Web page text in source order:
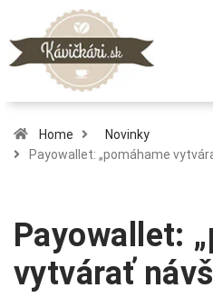
Home
Novinky
Payowallet: „pomáhame
Payowallet:
vytvárať